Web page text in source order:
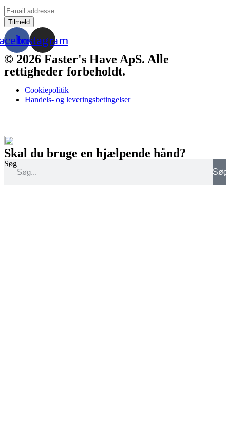
Instagram
© 2026 Faster's Have ApS. Alle
rettigheder forbeholdt.
Cookiepolitik
Handels- og leveringsbetingelser
Skal du bruge en hjælpende hånd?
Søg
Søg